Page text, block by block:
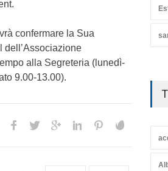
confermare la Sua
dell’Associazione
alla Segreteria (lunedì-
9.00-13.00).